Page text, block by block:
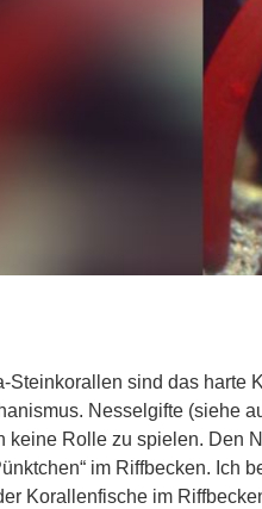
Steinkorallen sind das harte
Nesselgifte (siehe
keine Rolle zu spielen. Den
im Riffbecken. Ich
Korallenfische im